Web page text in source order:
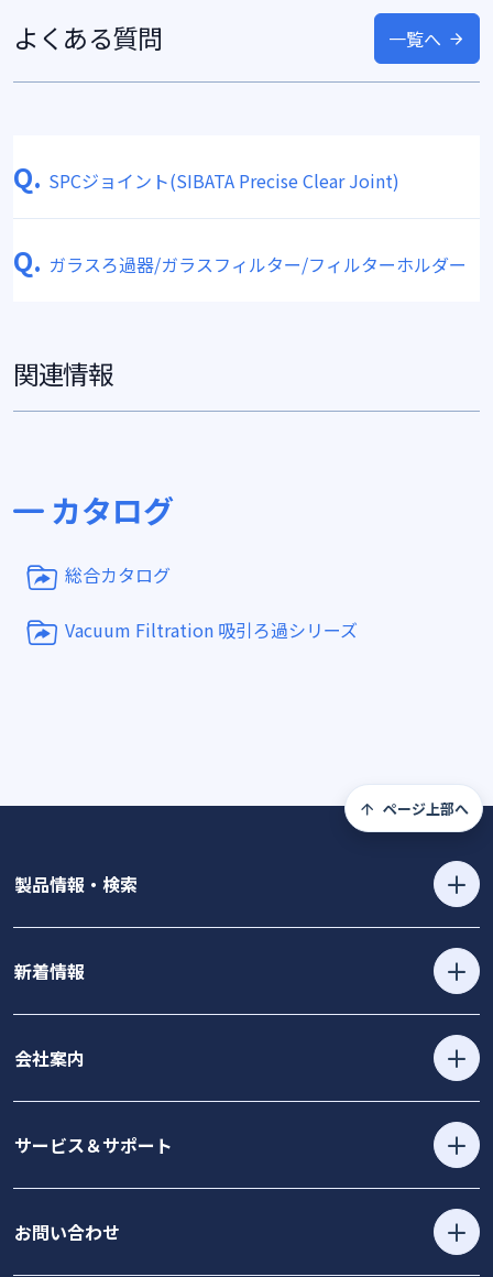
よくある質問 一覧へ
Q. SPCジョイント(SIBATA Precise Clear Joint)
Q. ガラスろ過器/ガラスフィルター/フィルターホルダー
関連情報
カタログ
総合カタログ
Vacuum Filtration 吸引ろ過シリーズ
ページ上部へ
製品情報・検索
新着情報
会社案内
サービス＆サポート
お問い合わせ